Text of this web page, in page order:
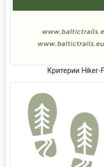
Критерии Hiker-